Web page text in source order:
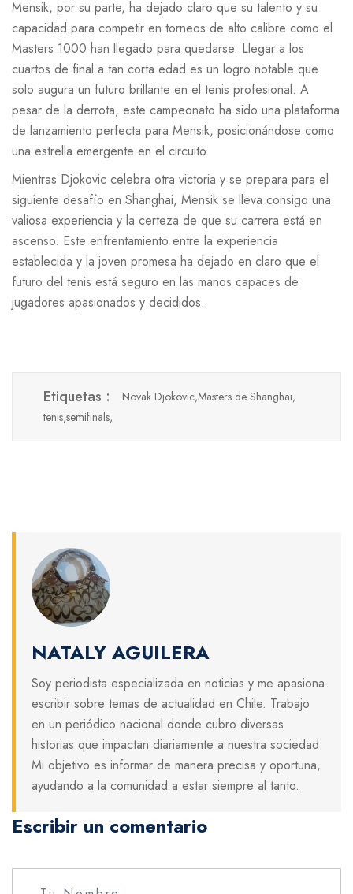
Mensik, por su parte, ha dejado claro que su talento y su
capacidad para competir en torneos de alto calibre como el
Masters 1000 han llegado para quedarse. Llegar a los
cuartos de final a tan corta edad es un logro notable que
solo augura un futuro brillante en el tenis profesional. A
pesar de la derrota, este campeonato ha sido una plataforma
de lanzamiento perfecta para Mensik, posicionándose como
una estrella emergente en el circuito.
Mientras Djokovic celebra otra victoria y se prepara para el
siguiente desafío en Shanghai, Mensik se lleva consigo una
valiosa experiencia y la certeza de que su carrera está en
ascenso. Este enfrentamiento entre la experiencia
establecida y la joven promesa ha dejado en claro que el
futuro del tenis está seguro en las manos capaces de
jugadores apasionados y decididos.
Etiquetas : Novak Djokovic,Masters de Shanghai,
tenis,semifinals,
NATALY AGUILERA
Soy periodista especializada en noticias y me apasiona
escribir sobre temas de actualidad en Chile. Trabajo
en un periódico nacional donde cubro diversas
historias que impactan diariamente a nuestra sociedad.
Mi objetivo es informar de manera precisa y oportuna,
ayudando a la comunidad a estar siempre al tanto.
Escribir un comentario